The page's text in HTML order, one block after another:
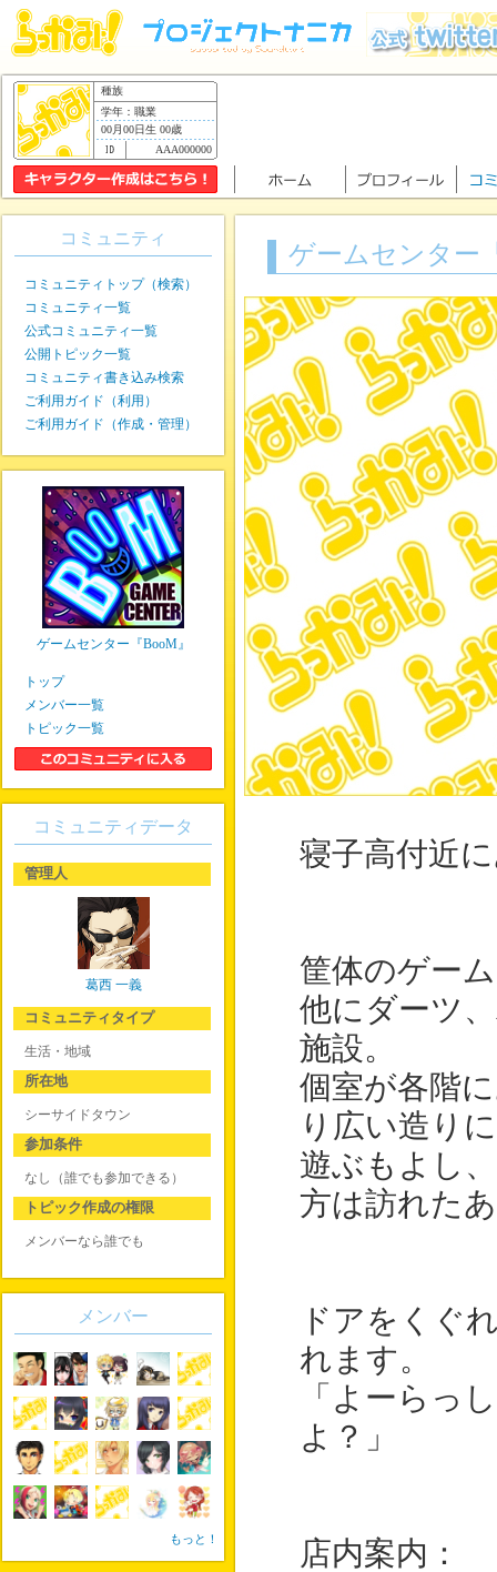
種族
学年：職業
00月00日生 00歳
AAA000000
ゲームセンター
寝子高付近
筐体のゲー
他にダーツ
施設。
個室が各階
り広い造り
遊ぶもよし
方は訪れた
ドアをくぐ
れます。
「よーらっ
よ？」
店内案内：
コミュニティ
コミュニティトップ（検索）
コミュニティ一覧
公式コミュニティ一覧
公開トピック一覧
コミュニティ書き込み検索
ご利用ガイド（利用）
ご利用ガイド（作成・管理）
ゲームセンター『BooM』
トップ
メンバー一覧
トピック一覧
コミュニティデータ
管理人
葛西 一義
コミュニティタイプ
生活・地域
所在地
シーサイドタウン
参加条件
なし（誰でも参加できる）
トピック作成の権限
メンバーなら誰でも
メンバー
もっと！